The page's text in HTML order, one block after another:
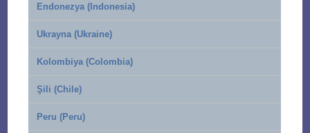
Endonezya (Indonesia)
Ukrayna (Ukraine)
Kolombiya (Colombia)
Şili (Chile)
Peru (Peru)